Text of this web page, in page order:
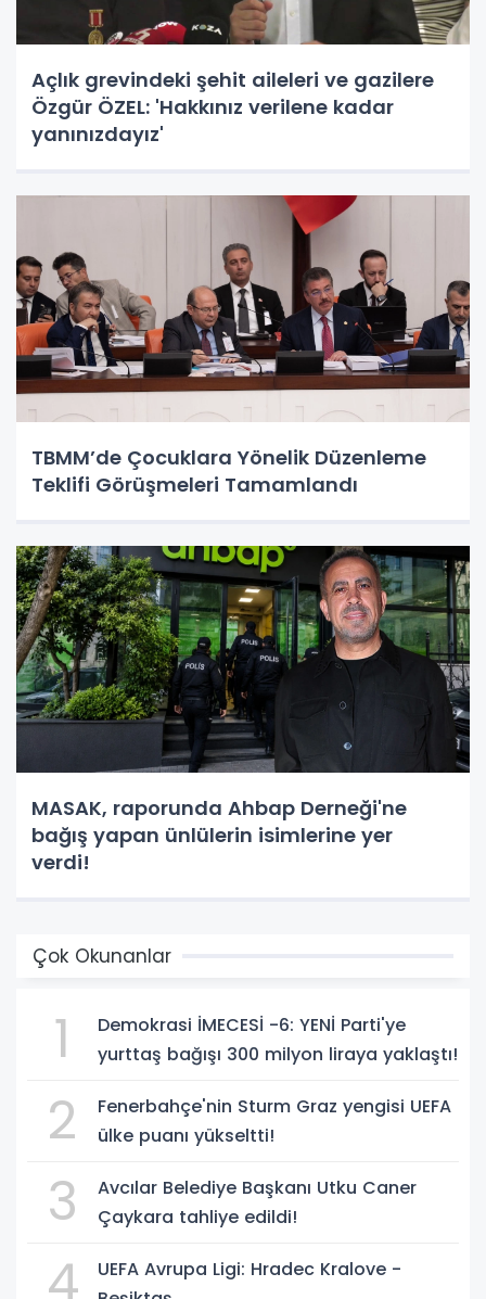
Açlık grevindeki şehit aileleri ve gazilere
Özgür ÖZEL: 'Hakkınız verilene kadar
yanınızdayız'
TBMM’de Çocuklara Yönelik Düzenleme
Teklifi Görüşmeleri Tamamlandı
MASAK, raporunda Ahbap Derneği'ne
bağış yapan ünlülerin isimlerine yer
verdi!
Çok Okunanlar
1
Demokrasi İMECESİ -6: YENİ Parti'ye
yurttaş bağışı 300 milyon liraya yaklaştı!
2
Fenerbahçe'nin Sturm Graz yengisi UEFA
ülke puanı yükseltti!
3
Avcılar Belediye Başkanı Utku Caner
Çaykara tahliye edildi!
4
UEFA Avrupa Ligi: Hradec Kralove -